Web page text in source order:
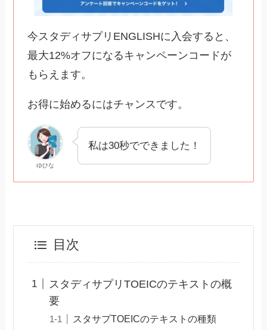
今スタディサプリENGLISHに入会すると、
最大12%オフになるキャンペーンコードが
もらえます。
お得に始めるにはチャンスです。
ゆひな
私は30秒でできました！
目次
スタディサプリTOEICのテキストの概
要
スタサプTOEICのテキストの種類